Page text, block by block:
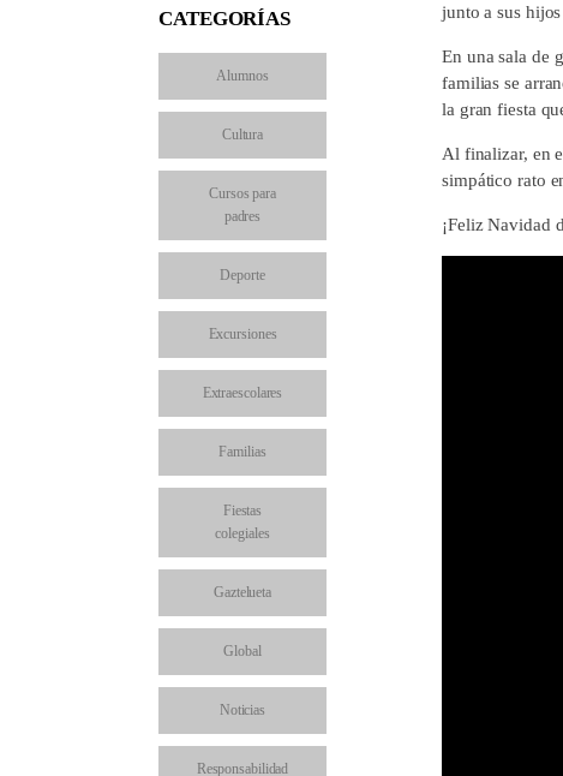
CATEGORÍAS
Alumnos
Cultura
Cursos para
padres
Deporte
Excursiones
Extraescolares
Familias
Fiestas
colegiales
Gaztelueta
Global
Noticias
Responsabilidad
junto a sus
En una sala de
familias se
la gran fiesta
Al finalizar, en
simpático rato
¡Feliz Navidad